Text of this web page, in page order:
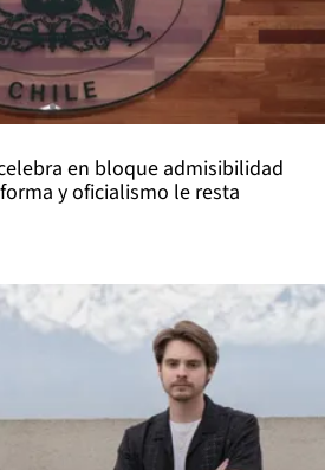
en bloque admisibilidad
y oficialismo le resta